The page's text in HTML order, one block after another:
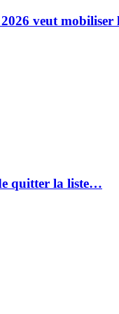
veut
quitter la liste…